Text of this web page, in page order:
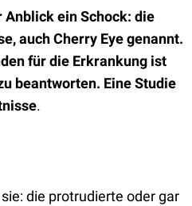
ein Schock: die
auch Cherry Eye genannt.
für die Erkrankung ist
beantworten. Eine Studie
.
die protrudierte oder gar